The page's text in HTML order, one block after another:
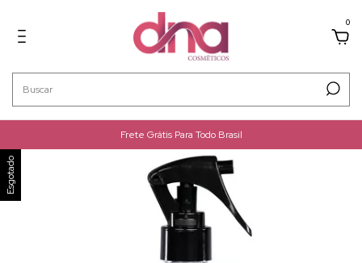
0
Frete Grátis Para Todo Brasil
Esgotado